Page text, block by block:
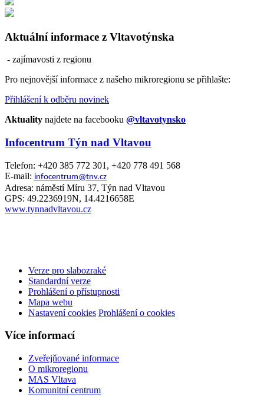
Aktuální informace z Vltavotýnska
- zajímavosti z regionu
Pro nejnovější informace z našeho mikroregionu se přihlašte:
Přihlášení k odběru novinek
Aktuality najdete na facebooku @vltavotynsko
Infocentrum Týn nad Vltavou
Telefon: +420 385 772 301, +420 778 491 568
E-mail: infocentrum@tnv.cz
Adresa: náměstí Míru 37, Týn nad Vltavou
GPS: 49.2236919N, 14.4216658E
www.tynnadvltavou.cz
Verze pro slabozraké
Standardní verze
Prohlášení o přístupnosti
Mapa webu
Nastavení cookies Prohlášení o cookies
Více informací
Zveřejňované informace
O mikroregionu
MAS Vltava
Komunitní centrum